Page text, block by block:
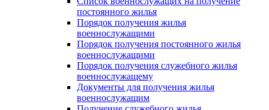
постоянного жилья
Порядок получения жилья
военнослужащими
Порядок получения постоянного жилья
военнослужащими
Порядок получения служебного жилья
военнослужащему
Документы для получения жилья
военнослужащим